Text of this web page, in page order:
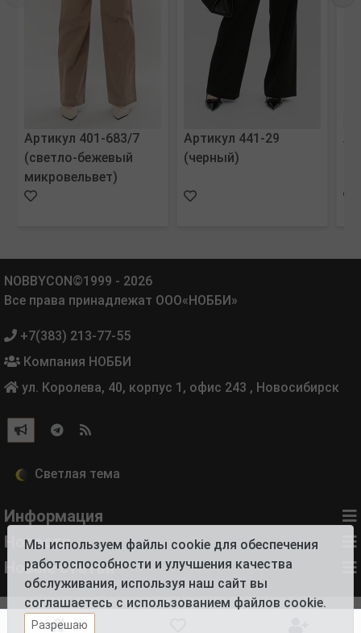
Артикул 401-683/7
(светло-бежевый
микровельвет)
Артикул 441-29
(черный)
NOBBYCON©1999 - 2026
Все права принадлежат ООО«НОББИ»
+7(383) 213-77-55
Компания НОББИ
ул. Королева, 40, корпус 1, офис 243 , Новосибирск
Информация
Новости
Новые статьи
Мы используем файлы cookie для обеспечения
работоспособности и улучшения качества
обслуживания, используя наш сайт вы
соглашаетесь с использованием файлов cookie.
Разрешаю